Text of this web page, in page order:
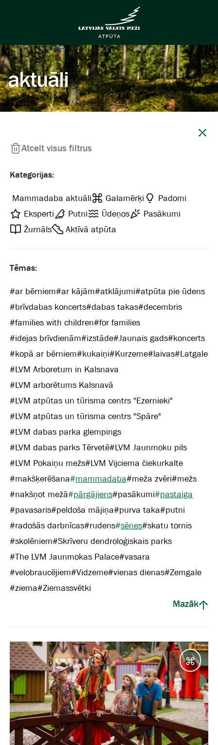
aktuāli
Kategorijas:
Mammadaba aktuāli Galamērķi
Padomi
Eksperti
Putni Ūdeņos
Pasākumi
Žurnāls
Aktīvā atpūta
Tēmas:
#ar bērniem#ar kājām#atklājumi#atpūta pie ūdens
#brīvdabas koncerts#dabas takas#decembris
#families with children#for families
#idejas brīvdienām#izstāde#Jaunais gads#koncerts
#kopā ar bērniem#kukaiņi#Kurzeme#laivas#Latgale
#LVM Arboretum in Kalsnava
#LVM arborētums Kalsnavā
#LVM atpūtas un tūrisma centrs "Ezernieki"
#LVM atpūtas un tūrisma centrs "Spāre"
#LVM dabas parka glempings
#LVM dabas parks Tērvetē#LVM Jaunmoku pils
#LVM Pokaiņu mežs#LVM Vijciema čiekurkalte
#makšķerēšana#mammadaba#meža zvēri#mežs
#nakšņot mežā#pārgājiens#pasākumi#pastaiga
#pavasaris#peldoša mājiņa#purva taka#putni
#radošās darbnīcas#rudens#sēnes#skatu tornis
#skolēniem#Skrīveru dendroloģiskais parks
#The LVM Jaunmokas Palace#vasara
#velobraucējiem#Vidzeme#vienas dienas#Zemgale
#ziema#Ziemassvētki
Mazāk
Atcelt visus filtrus